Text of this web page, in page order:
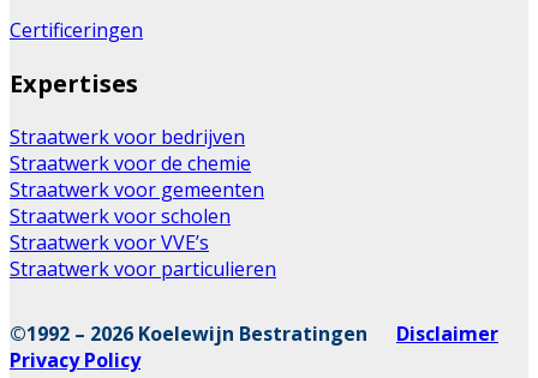
Certificeringen
Expertises
Straatwerk voor bedrijven
Straatwerk voor de chemie
Straatwerk voor gemeenten
Straatwerk voor scholen
Straatwerk voor VVE’s
Straatwerk voor particulieren
©1992 – 2026 Koelewijn Bestratingen Disclaimer
Privacy Policy